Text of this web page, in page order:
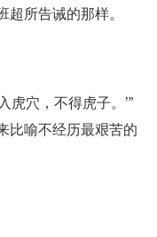
所告诫的那样。
虎穴，不得虎子。’”
比喻不经历最艰苦的